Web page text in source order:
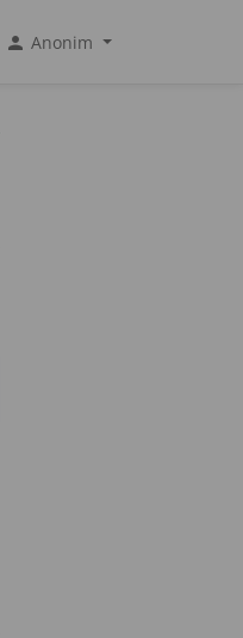
person Anonim